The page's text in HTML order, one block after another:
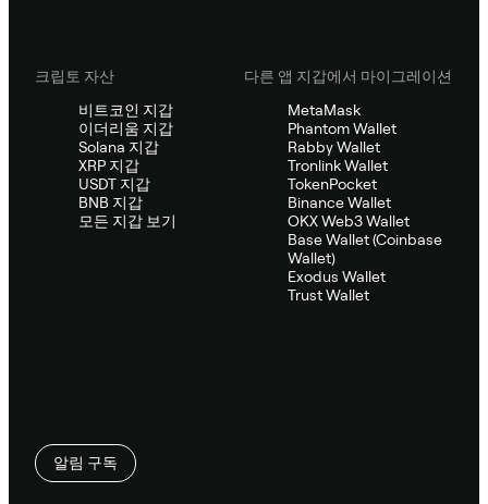
크립토 자산
비트코인 지갑
이더리움 지갑
Solana 지갑
XRP 지갑
USDT 지갑
BNB 지갑
모든 지갑 보기
다른 앱 지갑에서 마이그레이션
MetaMask
Phantom Wallet
Rabby Wallet
Tronlink Wallet
TokenPocket
Binance Wallet
OKX Web3 Wallet
Base Wallet (Coinbase
Wallet)
Exodus Wallet
Trust Wallet
알림 구독